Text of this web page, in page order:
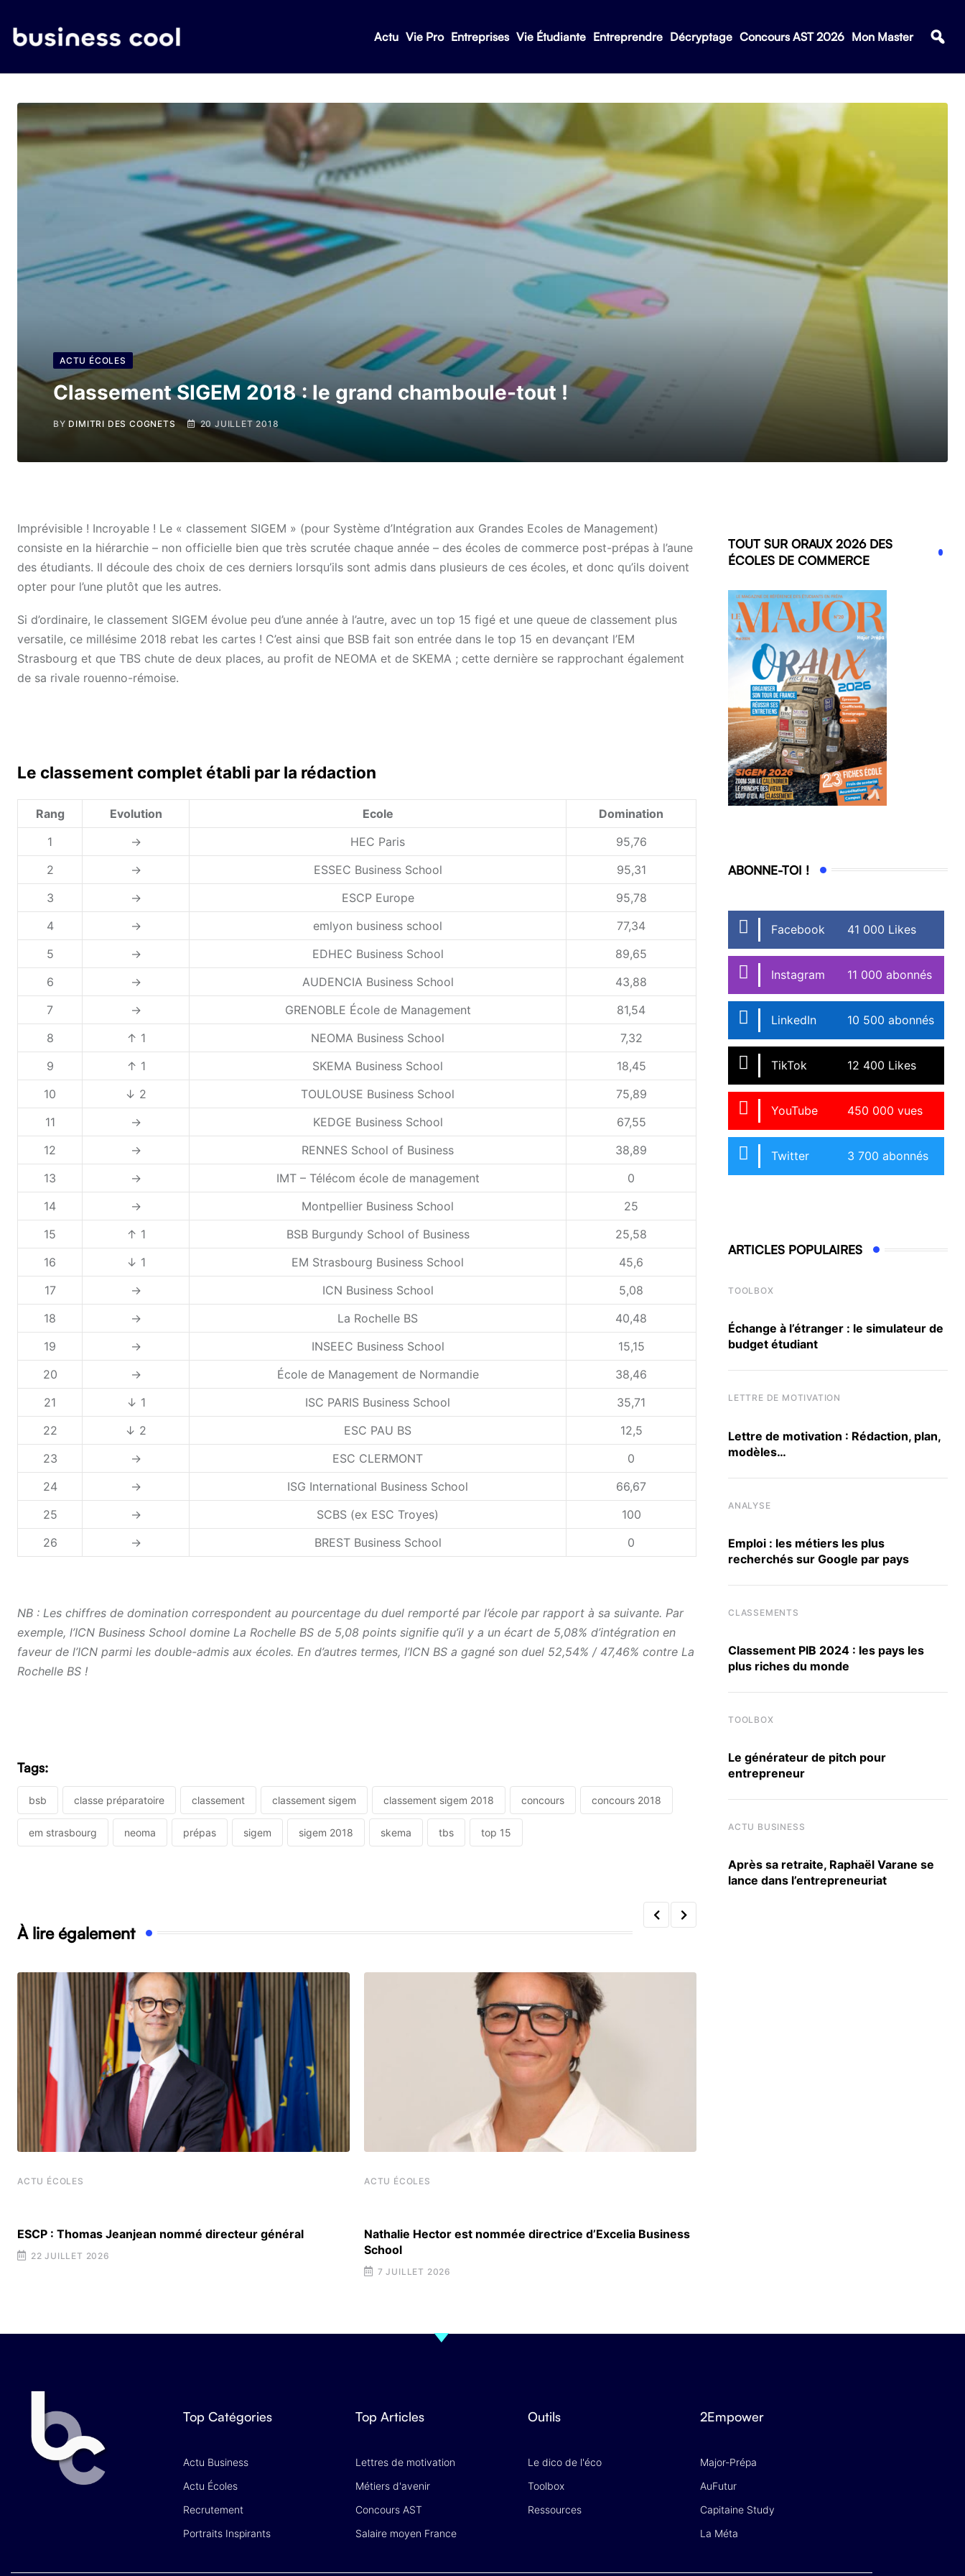
Actu Vie Pro Entreprises Vie Étudiante Entreprendre Décryptage Concours AST 2026 Mon Master
ACTU ÉCOLES
Classement SIGEM 2018 : le grand chamboule-tout !
BY DIMITRI DES COGNETS 20 JUILLET 2018
Imprévisible ! Incroyable ! Le « classement SIGEM » (pour Système d’Intégration aux Grandes Ecoles de Management)
consiste en la hiérarchie – non officielle bien que très scrutée chaque année – des écoles de commerce post-prépas à l’aune
des étudiants. Il découle des choix de ces derniers lorsqu’ils sont admis dans plusieurs de ces écoles, et donc qu’ils doivent
opter pour l’une plutôt que les autres.
Si d’ordinaire, le classement SIGEM évolue peu d’une année à l’autre, avec un top 15 figé et une queue de classement plus
versatile, ce millésime 2018 rebat les cartes ! C’est ainsi que BSB fait son entrée dans le top 15 en devançant l’EM
Strasbourg et que TBS chute de deux places, au profit de NEOMA et de SKEMA ; cette dernière se rapprochant également
de sa rivale rouenno-rémoise.
Le classement complet établi par la rédaction
Rang Evolution Ecole
Domination
1
→ HEC Paris
95,76
2
→ ESSEC Business School
95,31
3
→ ESCP Europe
95,78
4
→ emlyon business school
77,34
5
→ EDHEC Business School
89,65
6
→ AUDENCIA Business School
43,88
7
→ GRENOBLE École de Management
81,54
8
↑ 1 NEOMA Business School
7,32
9
↑ 1 SKEMA Business School
18,45
10
↓ 2 TOULOUSE Business School
75,89
11
→ KEDGE Business School
67,55
12
→ RENNES School of Business
38,89
13
→ IMT – Télécom école de management
0
14
→ Montpellier Business School
25
15
↑ 1 BSB Burgundy School of Business
25,58
16
↓ 1 EM Strasbourg Business School
45,6
17
→ ICN Business School
5,08
18
→ La Rochelle BS
40,48
19
→ INSEEC Business School
15,15
20
→ École de Management de Normandie
38,46
21
↓ 1 ISC PARIS Business School
35,71
22
↓ 2 ESC PAU BS
12,5
23
→ ESC CLERMONT
0
24
→ ISG International Business School
66,67
25
→ SCBS (ex ESC Troyes)
100
26
→ BREST Business School 0
NB : Les chiffres de domination correspondent au pourcentage du duel remporté par l’école par rapport à sa suivante. Par
exemple, l’ICN Business School domine La Rochelle BS de 5,08 points signifie qu’il y a un écart de 5,08% d’intégration en
faveur de l’ICN parmi les double-admis aux écoles. En d’autres termes, l’ICN BS a gagné son duel 52,54% / 47,46% contre La
Rochelle BS !
Tags:
bsb classe préparatoire classement classement sigem classement sigem 2018 concours concours 2018
em strasbourg neoma prépas sigem sigem 2018 skema tbs top 15
À lire également
ACTU ÉCOLES
ESCP : Thomas Jeanjean nommé directeur général
22 JUILLET 2026
ACTU ÉCOLES
Nathalie Hector est nommée directrice d’Excelia Business
School
7 JUILLET 2026
TOUT SUR ORAUX 2026 DES
ÉCOLES DE COMMERCE
ABONNE-TOI !
Facebook 41 000 Likes
Instagram 11 000 abonnés
LinkedIn 10 500 abonnés
TikTok 12 400 Likes
YouTube 450 000 vues
Twitter 3 700 abonnés
ARTICLES POPULAIRES
TOOLBOX
Échange à l’étranger : le simulateur de
budget étudiant
LETTRE DE MOTIVATION
Lettre de motivation : Rédaction, plan,
modèles…
ANALYSE
Emploi : les métiers les plus
recherchés sur Google par pays
CLASSEMENTS
Classement PIB 2024 : les pays les
plus riches du monde
TOOLBOX
Le générateur de pitch pour
entrepreneur
ACTU BUSINESS
Après sa retraite, Raphaël Varane se
lance dans l’entrepreneuriat
Top Catégories
Actu Business
Actu Écoles
Recrutement
Portraits Inspirants
Top Articles
Lettres de motivation
Métiers d'avenir
Concours AST
Salaire moyen France
Outils
Le dico de l'éco
Toolbox
Ressources
2Empower
Major-Prépa
AuFutur
Capitaine Study
La Méta